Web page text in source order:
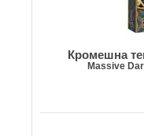
Кромешна
Massive